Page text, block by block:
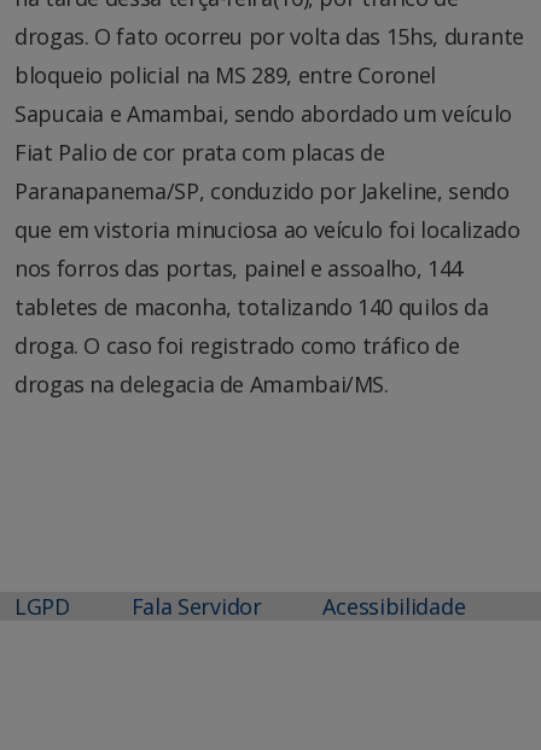
drogas. O fato ocorreu por volta das 15hs, durante
bloqueio policial na MS 289, entre Coronel
Sapucaia e Amambai, sendo abordado um veículo
Fiat Palio de cor prata com placas de
Paranapanema/SP, conduzido por Jakeline, sendo
que em vistoria minuciosa ao veículo foi localizado
nos forros das portas, painel e assoalho, 144
tabletes de maconha, totalizando 140 quilos da
droga. O caso foi registrado como tráfico de
drogas na delegacia de Amambai/MS.
LGPD Fala Servidor Acessibilidade